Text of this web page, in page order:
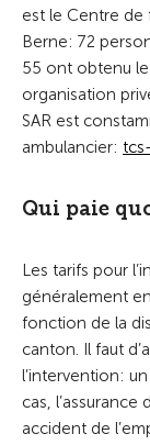
est le Centre de
Berne: 72
55 ont obtenu
organisation
SAR est
ambulancier:
Qui paie
Les tarifs pour
généralement
fonction de la
canton. Il faut
l’intervention:
cas, l’assurance
accident de